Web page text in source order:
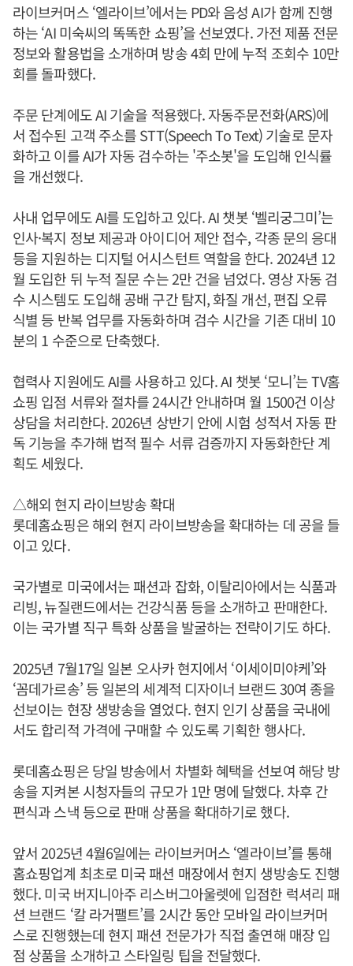
라이브커머스 ‘엘라이브’에서는 PD와 음성 AI가 함께 진행
하는 ‘AI 미숙씨의 똑똑한 쇼핑’을 선보였다. 가전 제품 전문
정보와 활용법을 소개하며 방송 4회 만에 누적 조회수 10만
회를 돌파했다.
주문 단계에도 AI 기술을 적용했다. 자동주문전화(ARS)에
서 접수된 고객 주소를 STT(Speech To Text) 기술로 문자
화하고 이를 AI가 자동 검수하는 '주소봇'을 도입해 인식률
을 개선했다.
사내 업무에도 AI를 도입하고 있다. AI 챗봇 ‘벨리궁그미’는
인사·복지 정보 제공과 아이디어 제안 접수, 각종 문의 응대
등을 지원하는 디지털 어시스턴트 역할을 한다. 2024년 12
월 도입한 뒤 누적 질문 수는 2만 건을 넘었다. 영상 자동 검
수 시스템도 도입해 공배 구간 탐지, 화질 개선, 편집 오류
식별 등 반복 업무를 자동화하며 검수 시간을 기존 대비 10
분의 1 수준으로 단축했다.
협력사 지원에도 AI를 사용하고 있다. AI 챗봇 ‘모니’는 TV홈
쇼핑 입점 서류와 절차를 24시간 안내하며 월 1500건 이상
상담을 처리한다. 2026년 상반기 안에 시험 성적서 자동 판
독 기능을 추가해 법적 필수 서류 검증까지 자동화한단 계
획도 세웠다.
△해외 현지 라이브방송 확대
롯데홈쇼핑은 해외 현지 라이브방송을 확대하는 데 공을 들
이고 있다.
국가별로 미국에서는 패션과 잡화, 이탈리아에서는 식품과
리빙, 뉴질랜드에서는 건강식품 등을 소개하고 판매한다.
이는 국가별 직구 특화 상품을 발굴하는 전략이기도 하다.
2025년 7월17일 일본 오사카 현지에서 ‘이세이미야케’와
‘꼼데가르송’ 등 일본의 세계적 디자이너 브랜드 30여 종을
선보이는 현장 생방송을 열었다. 현지 인기 상품을 국내에
서도 합리적 가격에 구매할 수 있도록 기획한 행사다.
롯데홈쇼핑은 당일 방송에서 차별화 혜택을 선보여 해당 방
송을 지켜본 시청자들의 규모가 1만 명에 달했다. 차후 간
편식과 스낵 등으로 판매 상품을 확대하기로 했다.
앞서 2025년 4월6일에는 라이브커머스 ‘엘라이브’를 통해
홈쇼핑업계 최초로 미국 패션 매장에서 현지 생방송도 진행
했다. 미국 버지니아주 리스버그아울렛에 입점한 럭셔리 패
션 브랜드 ‘칼 라거팰트’를 2시간 동안 모바일 라이브커머
스로 진행했는데 현지 패션 전문가가 직접 출연해 매장 입
점 상품을 소개하고 스타일링 팁을 전달했다.